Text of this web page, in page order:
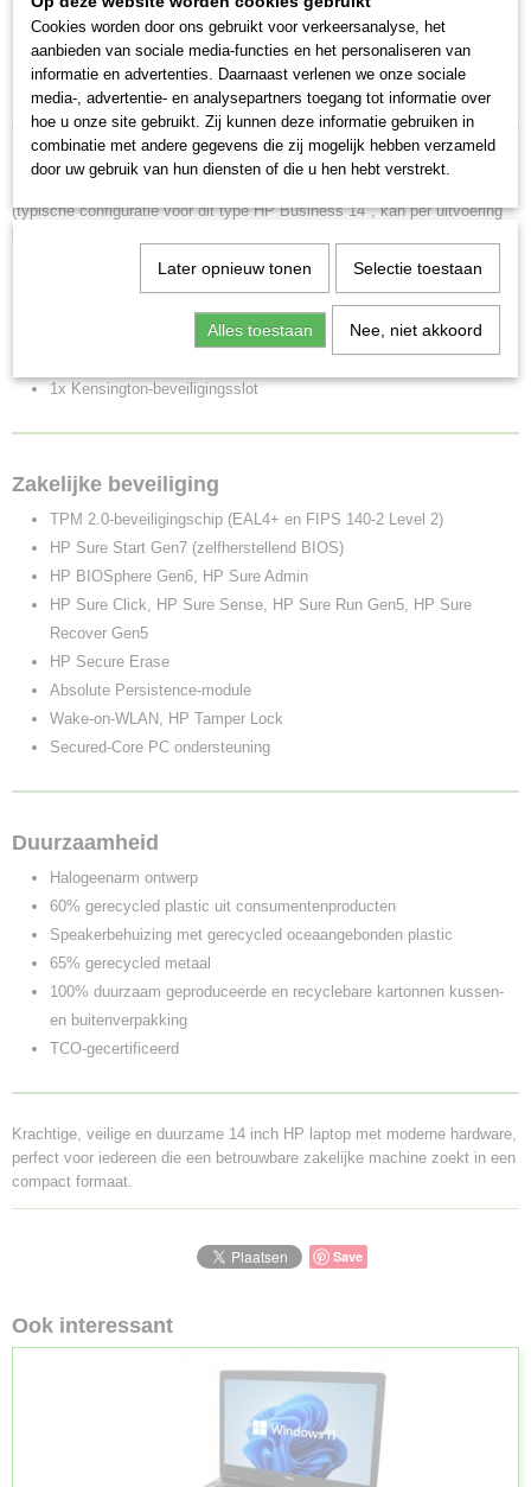
ondersteuning)
Batterij:HP Long Life 51 Wh, 3-cel lithium-ion
Oplader:65W USB Type-C-adapter
Poorten en aansluitingen
(typische configuratie voor dit type HP Business 14", kan per uitvoering
2x USB-C (met DisplayPort en power delivery)
1x Kensington-beveiligingsslot
Zakelijke beveiliging
TPM 2.0-beveiligingschip (EAL4+ en FIPS 140-2 Level 2)
HP Sure Start Gen7 (zelfherstellend BIOS)
HP BIOSphere Gen6, HP Sure Admin
HP Sure Click, HP Sure Sense, HP Sure Run Gen5, HP Sure
Recover Gen5
HP Secure Erase
Absolute Persistence-module
Wake-on-WLAN, HP Tamper Lock
Secured-Core PC ondersteuning
Duurzaamheid
Halogeenarm ontwerp
60% gerecycled plastic uit consumentenproducten
Speakerbehuizing met gerecycled oceaangebonden plastic
65% gerecycled metaal
100% duurzaam geproduceerde en recyclebare kartonnen kussen-
en buitenverpakking
TCO-gecertificeerd
Krachtige, veilige en duurzame 14 inch HP laptop met moderne hardware,
perfect voor iedereen die een betrouwbare zakelijke machine zoekt in een
compact formaat.
Save
Ook interessant
Cookies worden door ons gebruikt voor verkeersanalyse, het
aanbieden van sociale media-functies en het personaliseren van
informatie en advertenties. Daarnaast verlenen we onze sociale
media-, advertentie- en analysepartners toegang tot informatie over
hoe u onze site gebruikt. Zij kunnen deze informatie gebruiken in
combinatie met andere gegevens die zij mogelijk hebben verzameld
door uw gebruik van hun diensten of die u hen hebt verstrekt.
Later opnieuw tonen Selectie toestaan
Alles toestaan Nee, niet akkoord